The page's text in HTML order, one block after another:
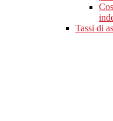
Tassi di